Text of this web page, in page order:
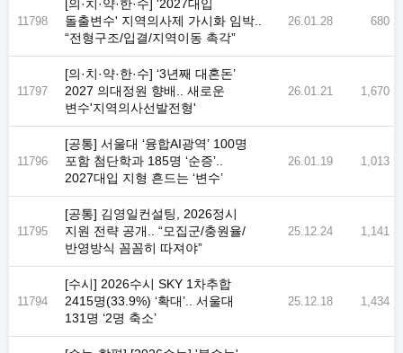
11798
[의·치·약·한·수] '2027대입
돌출변수' 지역의사제 가시화 임박..
“전형구조/입결/지역이동 촉각”
26.01.28 680
11797
[의·치·약·한·수] ‘3년째 대혼돈’
2027 의대정원 향배.. 새로운
변수'지역의사선발전형'
26.01.21 1,670
11796
[공통] 서울대 ‘융합AI광역’ 100명
포함 첨단학과 185명 ‘순증’..
2027대입 지형 흔드는 ‘변수’
26.01.19 1,013
11795
[공통] 김영일컨설팅, 2026정시
지원 전략 공개.. “모집군/충원율/
반영방식 꼼꼼히 따져야”
25.12.24 1,141
11794
[수시] 2026수시 SKY 1차추합
2415명(33.9%) ‘확대’.. 서울대
131명 ‘2명 축소’
25.12.18 1,434